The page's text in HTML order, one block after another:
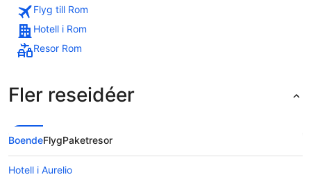
Flyg till Rom
Hotell i Rom
Resor Rom
Fler reseidéer
BoendeFlygPaketresor
Hotell i Aurelio